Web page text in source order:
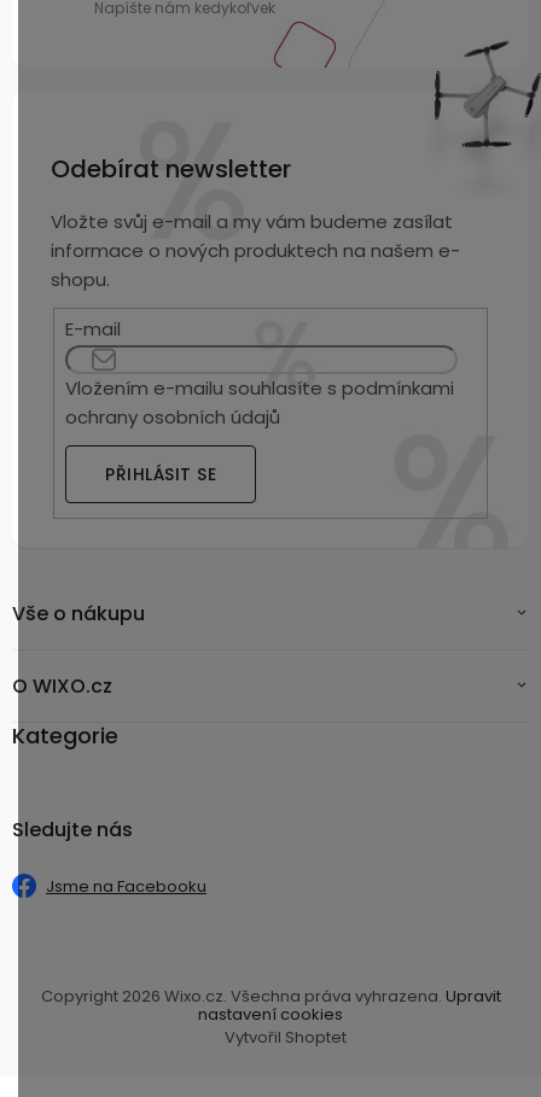
Odebírat newsletter
Vložte svůj e-mail a my vám budeme zasílat
informace o nových produktech na našem e-
shopu.
E-mail
Vložením e-mailu souhlasíte spodmínkami
ochrany osobních údajů
PŘIHLÁSIT SE
Vše o nákupu
O WIXO.cz
Kategorie
Sledujte nás
Jsme na Facebooku
Vytvořil Shoptet
Copyright 2026 Wixo.cz. Všechna práva vyhrazena. Upravit
nastavení cookies